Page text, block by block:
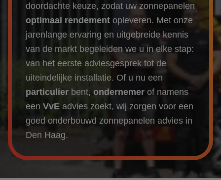
Nieuwbouw
Particulier
Adviesgesprek aanvragen
Over ons
Projecten
doordachte keuze, zodat uw zonnepanelen
optimaal rendement opleveren. Met onze
jarenlange ervaring en uitgebreide kennis
van de markt begeleiden we u in elke stap:
van het eerste adviesgesprek tot de
uiteindelijke installatie. Of u nu een
particulier bent, ondernemer of namens
een VvE advies zoekt, wij zorgen voor een
goed onderbouwd zonnepanelen advies in
Den Haag.